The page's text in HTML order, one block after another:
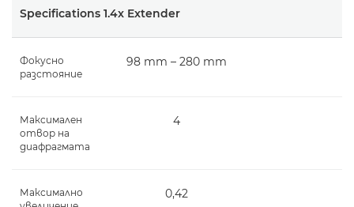
Specifications 1.4x Extender
Фокусно
разстояние
98 mm – 280 mm
Максимален
отвор на
диафрагмата
4
Максимално
0,42